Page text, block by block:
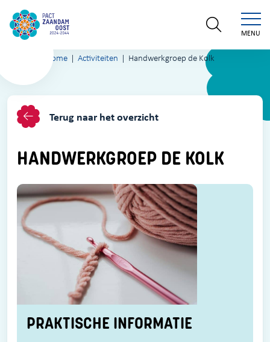
MENU
Home Activiteiten Handwerkgroep de Kolk
Terug naar het overzicht
HANDWERKGROEP DE KOLK
PRAKTISCHE INFORMATIE